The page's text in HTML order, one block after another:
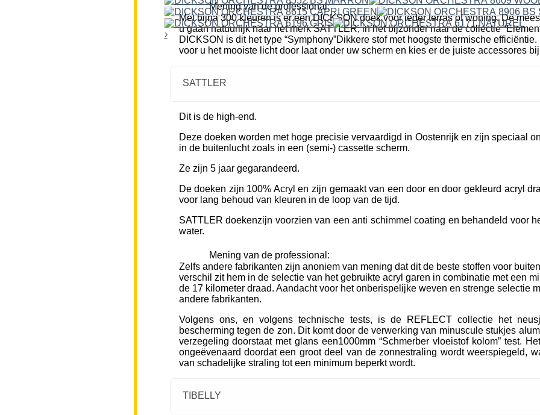
›
Mening van de professional:
Met bijna 300 kleuren is er een DICKSON doek voor ieder terras of woning. De
u gaan natuurlijk naar het merk SATTLER, in het bijzonder naar de collectie
DICKSON is dit het type “Symphony”Dikkere stof met hoogste thermische
voor u het mooiste licht door laat onder uw scherm en kies er de juiste accessores
SATTLER
Dit is de high-end.
Deze doeken worden met hoge precisie vervaardigd in Oostenrijk en zijn speciaal
in de buitenlucht zoals in een (semi-) cassette scherm.
Ze zijn 5 jaar gegarandeerd.
De doeken zijn 100% Acryl en zijn gemaakt van een door en door gekleurd acryl
voor lang behoud van kleuren in de loop van de tijd.
SATTLER doekenzijn voorzien van een anti schimmel coating en behandeld voor
water.
Mening van de professional:
Zelfs andere fabrikanten zijn anoniem van mening dat dit de beste stoffen voor
verschil zit hem in de selectie van het gebruikte acryl garen in combinatie met een
de 17 kilometer draad. Aandacht voor het onberispelijke weven en strenge selectie
andere fabrikanten.
Volgens ons, en volgens technische tests, is de REFLECT collectie het
bescherming tegen de zon. Dit komt door de verwerking van minuscule stukjes
verzegeling doorstaat met glans een1000mm “Schmerber vloeistof kolom” test.
ongeëvenaard doordat een groot deel van de zonnestraling wordt weerspiegeld,
van schadelijke straling tot een minimum beperkt wordt.
TIBELLY